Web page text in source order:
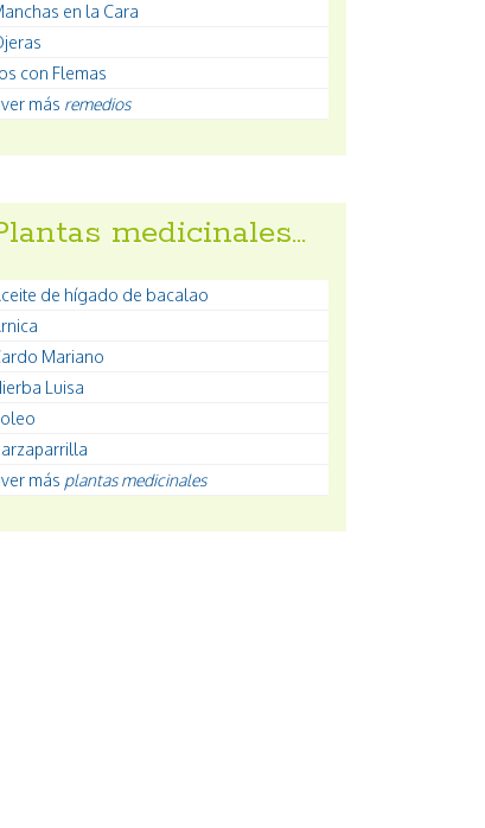
en la Cara
con Flemas
...ver más remedios
medicinales…
de hígado de bacalao
Mariano
Luisa
...ver más plantas medicinales